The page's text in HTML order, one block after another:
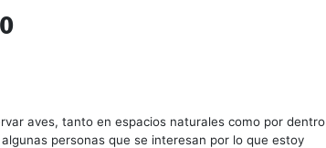
aves, tanto en espacios naturales como por dentro
personas que se interesan por lo que estoy